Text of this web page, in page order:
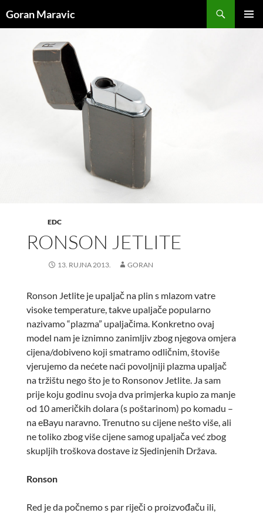
doGoran Maravic
EDC
RONSON JETLITE
13. RUJNA 2013. GORAN
Ronson Jetlite je upaljač na plin s mlazom vatre
visoke temperature, takve upaljače popularno
nazivamo “plazma” upaljačima. Konkretno ovaj
model nam je iznimno zanimljiv zbog njegova omjera
cijena/dobiveno koji smatramo odličnim, štoviše
vjerujemo da nećete naći povoljniji plazma upaljač
na tržištu nego što je to Ronsonov Jetlite. Ja sam
prije koju godinu svoja dva primjerka kupio za manje
od 10 američkih dolara (s poštarinom) po komadu –
na eBayu naravno. Trenutno su cijene nešto više, ali
ne toliko zbog više cijene samog upaljača već zbog
skupljih troškova dostave iz Sjedinjenih Država.
Ronson
Red je da počnemo s par riječi o proizvođaču ili,